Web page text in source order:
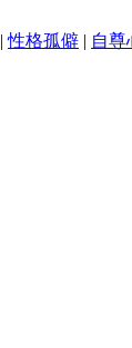
|性格孤僻 | 自尊